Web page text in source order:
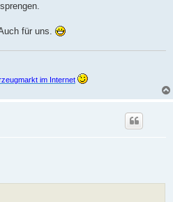
für uns.
im Internet